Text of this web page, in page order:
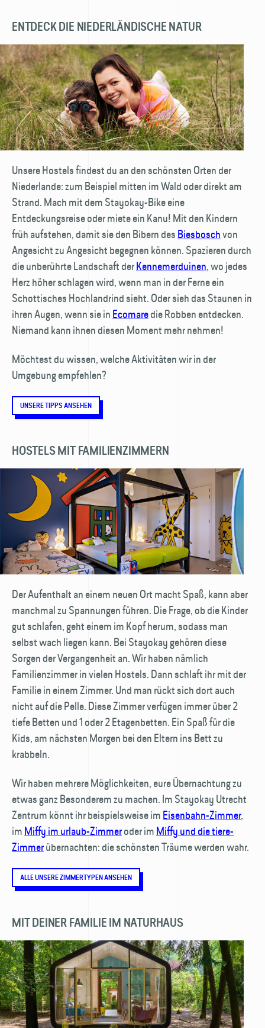
ENTDECK DIE NIEDERLÄNDISCHE NATUR
Unsere Hostels findest du an den schönsten Orten der
Niederlande: zum Beispiel mitten im Wald oder direkt am
Strand. Mach mit dem Stayokay-Bike eine
Entdeckungsreise oder miete ein Kanu! Mit den Kindern
früh aufstehen, damit sie den Bibern des Biesboschvon
Angesicht zu Angesicht begegnen können. Spazieren durch
die unberührte Landschaft derKennemerduinen, wo jedes
Herz höher schlagen wird, wenn man in der Ferne ein
Schottisches Hochlandrind sieht. Oder sieh das Staunen in
ihren Augen, wenn sie in Ecomaredie Robben entdecken.
Niemand kann ihnen diesen Moment mehr nehmen!
Möchtest du wissen, welche Aktivitäten wir in der
Umgebung empfehlen?
UNSERE TIPPS ANSEHEN
HOSTELS MIT FAMILIENZIMMERN
Der Aufenthalt an einem neuen Ort macht Spaß, kann aber
manchmal zu Spannungen führen. Die Frage, ob die Kinder
gut schlafen, geht einem im Kopf herum, sodass man
selbst wach liegen kann. Bei Stayokay gehören diese
Sorgen der Vergangenheit an. Wir haben nämlich
Familienzimmer in vielen Hostels. Dann schlaft ihr mit der
Familie in einem Zimmer. Und man rückt sich dort auch
nicht auf die Pelle. Diese Zimmer verfügen immer über 2
tiefe Betten und 1 oder 2 Etagenbetten. Ein Spaß für die
Kids, am nächsten Morgen bei den Eltern ins Bett zu
krabbeln.
Wir haben mehrere Möglichkeiten, eure Übernachtung zu
etwas ganz Besonderem zu machen. Im Stayokay Utrecht
Zentrum könnt ihr beispielsweise im Eisenbahn-Zimmer,
im Miffy im urlaub-Zimmeroder im Miffy und die tiere-
Zimmerübernachten: die schönsten Träume werden wahr.
ALLE UNSERE ZIMMERTYPEN ANSEHEN
MIT DEINER FAMILIE IM NATURHAUS